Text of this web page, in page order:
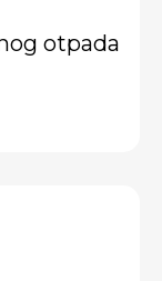
otpada